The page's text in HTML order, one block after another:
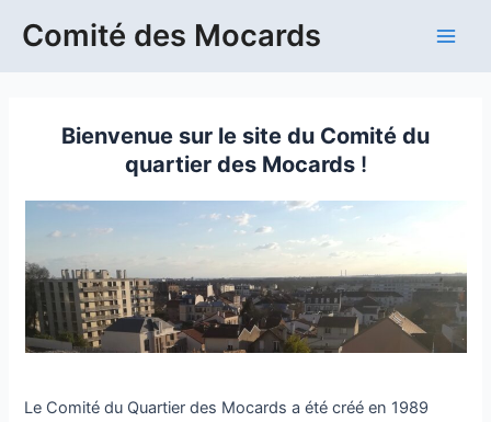
Comité des Mocards
Bienvenue sur le site du Comité du
quartier des Mocards!
Le Comité du Quartier des Mocards a été créé en 1989